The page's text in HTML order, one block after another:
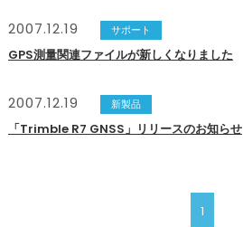
2007.12.19 サポート
GPS測量関連ファイルが新しくなりました
2007.12.19 新製品
「Trimble R7 GNSS」リリースのお知らせ
1